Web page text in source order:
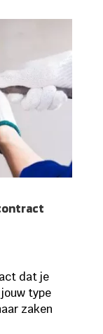
dat je
type
zaken